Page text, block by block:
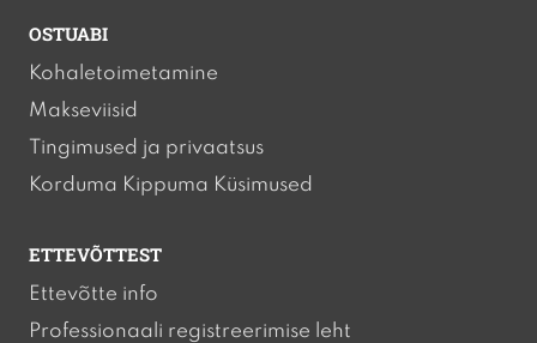
OSTUABI
Kohaletoimetamine
Makseviisid
Tingimused ja privaatsus
Korduma Kippuma Küsimused
ETTEVÕTTEST
Ettevõtte info
Professionaali registreerimise leht